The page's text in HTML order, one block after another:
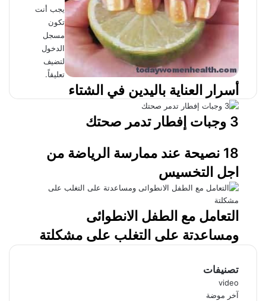
أسرار العناية باليدين في الشتاء
3 وجبات إفطار تدمر صحتك
18 نصيحة عند ممارسة الرياضة من
اجل التخسيس
التعامل مع الطفل الانطوائى
ومساعدتة على التغلب على مشكلتة
يجب أنت
تكون
مسجل
الدخول
لتضيف
تعليقاً.
تصنيفات
video
آخر موضة